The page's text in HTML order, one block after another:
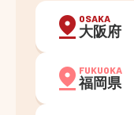
OSAKA
大阪府
FUKUOKA
福岡県